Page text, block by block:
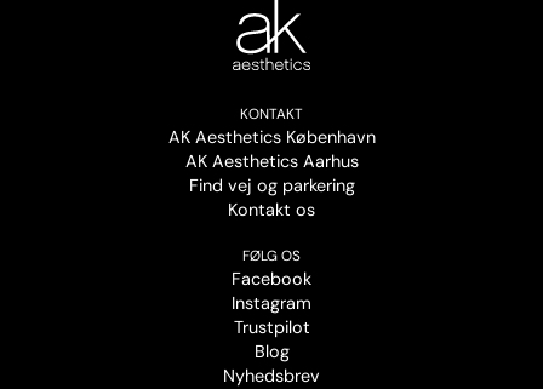
KONTAKT
AK Aesthetics København
AK Aesthetics Aarhus
Find vej og parkering
Kontakt os
FØLG OS
Facebook
Instagram
Trustpilot
Blog
Nyhedsbrev